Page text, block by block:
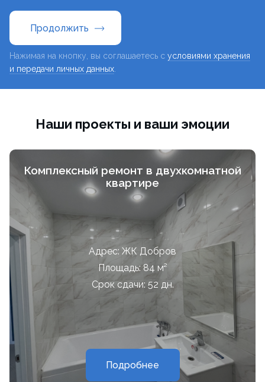
Продолжить
Нажимая на кнопку, вы соглашаетесь с условиями хранения
и передачи личных данных
Наши проекты и ваши эмоции
Комплексный ремонт в двухкомнатной
квартире
Адрес: ЖК Добров
Площадь: 84 м²
Срок сдачи: 52 дн.
Подробнее